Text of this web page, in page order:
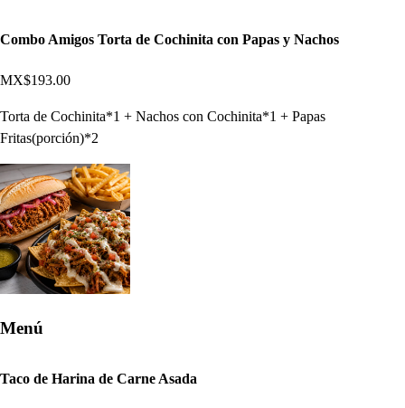
Combo Amigos Torta de Cochinita con Papas y Nachos
MX$193.00
Torta de Cochinita*1 + Nachos con Cochinita*1 + Papas
Fritas(porción)*2
Menú
Taco de Harina de Carne Asada